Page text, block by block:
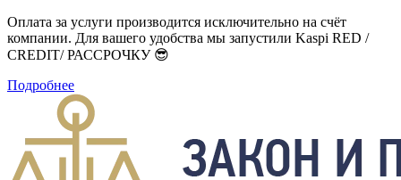
Оплата за услуги производится исключительно на счёт
компании. Для вашего удобства мы запустили Kaspi RED /
CREDIT/ РАССРОЧКУ 😎
Подробнее